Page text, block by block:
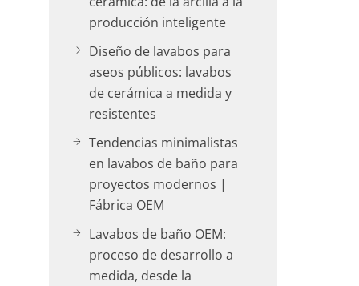
producción inteligente
Diseño de lavabos para
aseos públicos: lavabos
de cerámica a medida y
resistentes
Tendencias minimalistas
en lavabos de baño para
proyectos modernos |
Fábrica OEM
Lavabos de baño OEM:
proceso de desarrollo a
medida, desde la